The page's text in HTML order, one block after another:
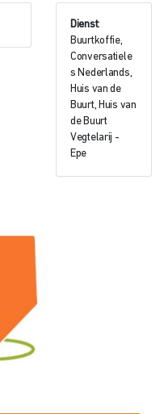
Dienst:
Buurtkoffie,
Conversatiele
s Nederlands,
Huis van de
Buurt, Huis van
de Buurt
Vegtelarij -
Epe